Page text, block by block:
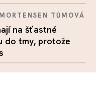
TŮMOVÁ
na šťastné
do tmy, protože